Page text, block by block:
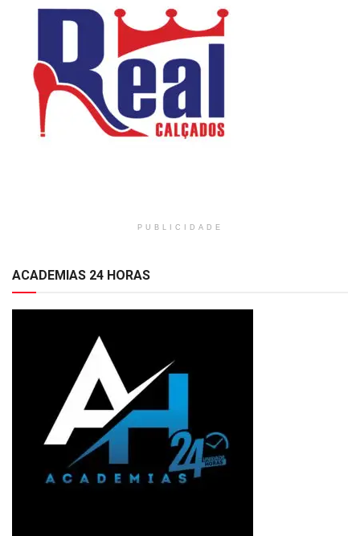
PUBLICIDADE
ACADEMIAS 24 HORAS